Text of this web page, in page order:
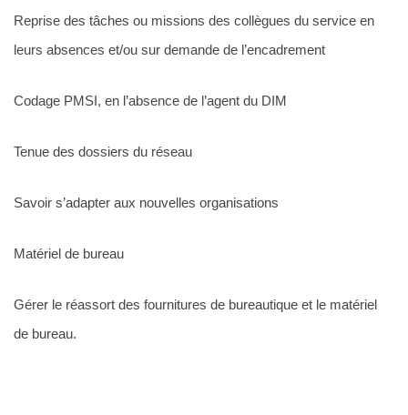
Reprise des tâches ou missions des collègues du service en
leurs absences et/ou sur demande de l’encadrement
Codage PMSI, en l’absence de l’agent du DIM
Tenue des dossiers du réseau
Savoir s’adapter aux nouvelles organisations
Matériel de bureau
Gérer le réassort des fournitures de bureautique et le matériel
de bureau.